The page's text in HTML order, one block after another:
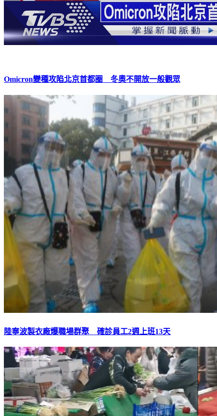
Omicron變種攻陷北京首都圈 冬奧不開放一般觀眾
陸寧波製衣廠爆職場群聚 確診員工2週上班13天